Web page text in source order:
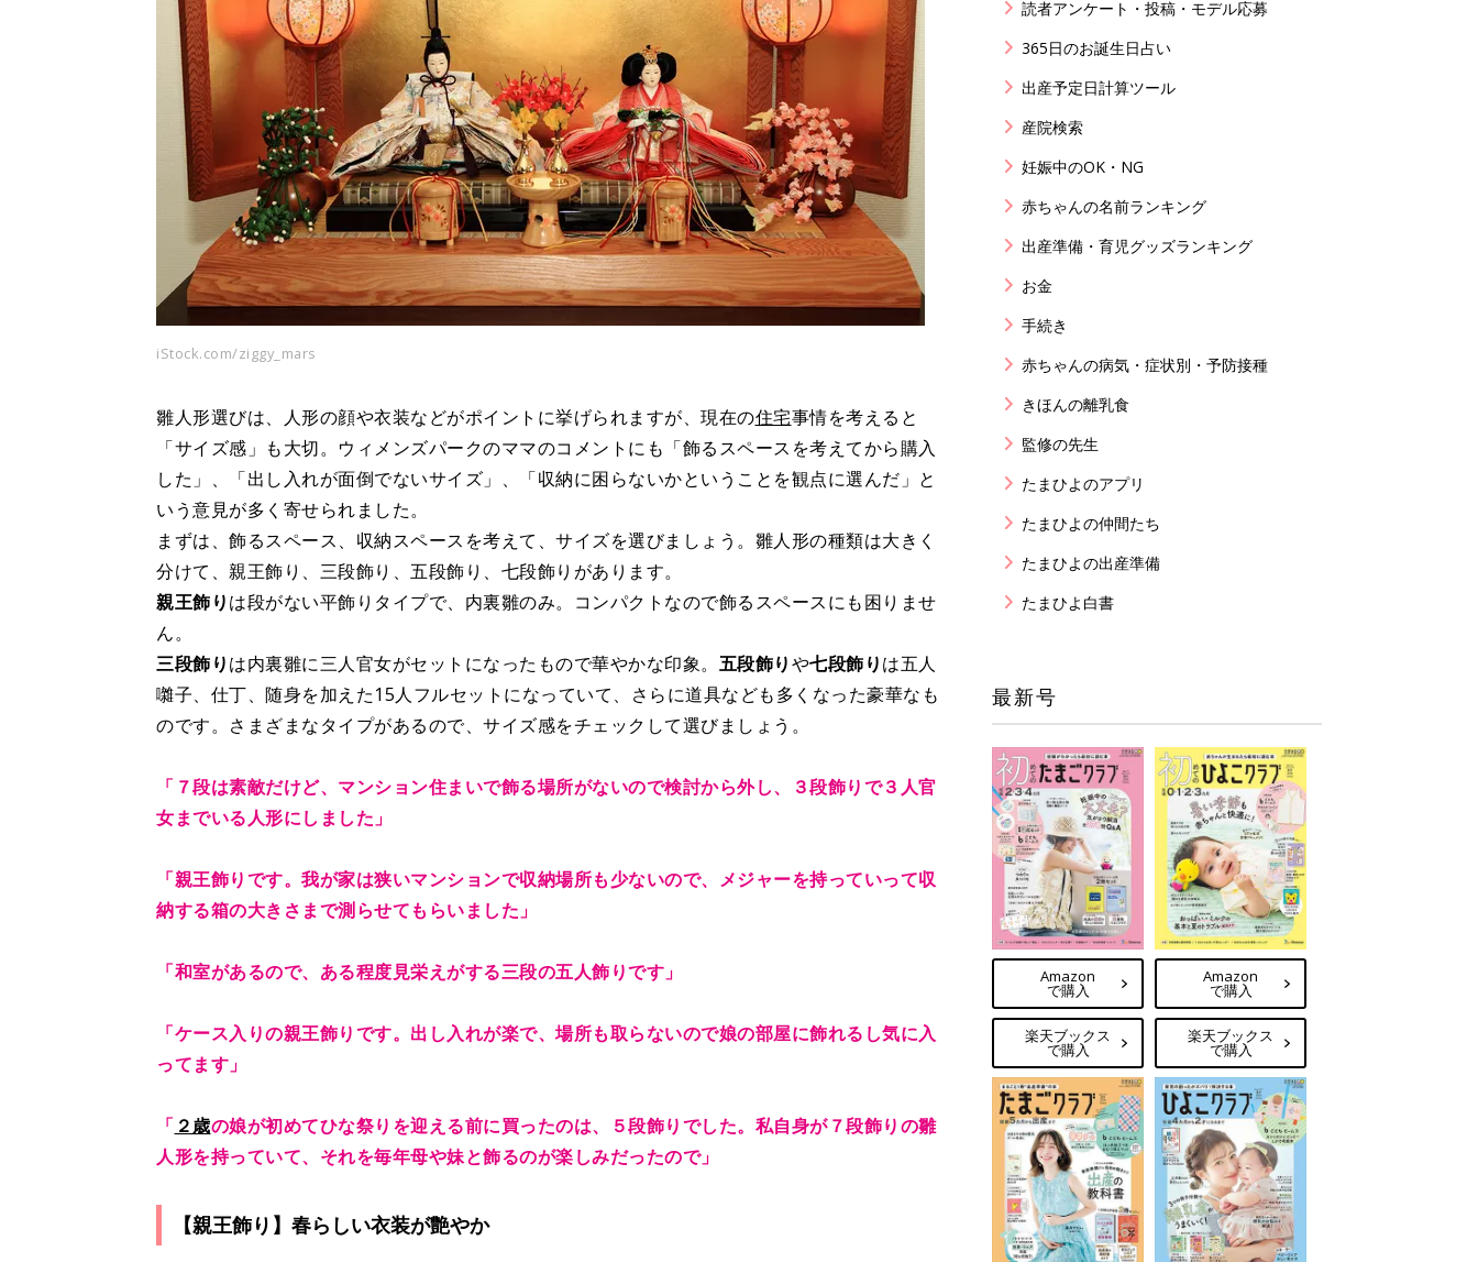
iStock.com/ziggy_mars
雛人形選びは、人形の顔や衣装などがポイントに挙げられますが、現在の住宅事情を考えると
「サイズ感」も大切。ウィメンズパークのママのコメントにも「飾るスペースを考えてから購入
した」、「出し入れが面倒でないサイズ」、「収納に困らないかということを観点に選んだ」と
いう意見が多く寄せられました。
まずは、飾るスペース、収納スペースを考えて、サイズを選びましょう。雛人形の種類は大きく
分けて、親王飾り、三段飾り、五段飾り、七段飾りがあります。
親王飾りは段がない平飾りタイプで、内裏雛のみ。コンパクトなので飾るスペースにも困りませ
ん。
三段飾りは内裏雛に三人官女がセットになったもので華やかな印象。 五段飾りや七段飾りは五人
囃子、仕丁、随身を加えた15人フルセットになっていて、さらに道具なども多くなった豪華なも
のです。さまざまなタイプがあるので、サイズ感をチェックして選びましょう。
「７段は素敵だけど、マンション住まいで飾る場所がないので検討から外し、３段飾りで３人官
女までいる人形にしました」
「親王飾りです。我が家は狭いマンションで収納場所も少ないので、メジャーを持っていって収
納する箱の大きさまで測らせてもらいました」
「和室があるので、ある程度見栄えがする三段の五人飾りです」
「ケース入りの親王飾りです。出し入れが楽で、場所も取らないので娘の部屋に飾れるし気に入
ってます」
「 ２歳の娘が初めてひな祭りを迎える前に買ったのは、５段飾りでした。私自身が７段飾りの雛
人形を持っていて、それを毎年母や妹と飾るのが楽しみだったので」
【親王飾り】春らしい衣装が艶やか
読者アンケート・投稿・モデル応募
365日のお誕生日占い
出産予定日計算ツール
産院検索
妊娠中のOK・NG
赤ちゃんの名前ランキング
出産準備・育児グッズランキング
お金
手続き
赤ちゃんの病気・症状別・予防接種
きほんの離乳食
監修の先生
たまひよのアプリ
たまひよの仲間たち
たまひよの出産準備
たまひよ白書
最新号
Amazon
で購入
楽天ブックス
で購入
Amazon
で購入
楽天ブックス
で購入